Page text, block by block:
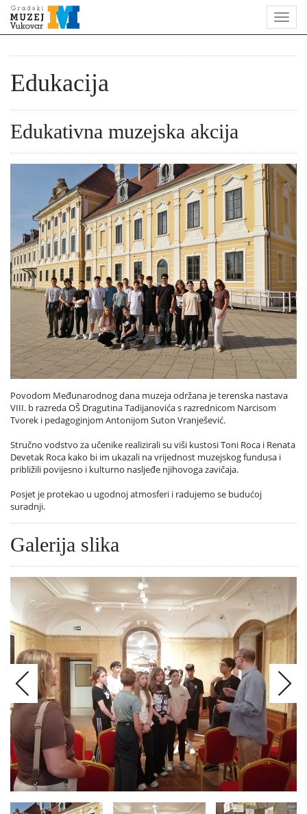
Edukacija
Edukativna muzejska akcija
Povodom Međunarodnog dana muzeja održana je terenska nastava
VIII. b razreda OŠ Dragutina Tadijanovića s razrednicom Narcisom
Tvorek i pedagoginjom Antonijom Suton Vranješević.
Stručno vodstvo za učenike realizirali su viši kustosi Toni Roca i Renata
Devetak Roca kako bi im ukazali na vrijednost muzejskog fundusa i
približili povijesno i kulturno nasljeđe njihovoga zavičaja.
Posjet je protekao u ugodnoj atmosferi i radujemo se budućoj
suradnji.
Galerija slika